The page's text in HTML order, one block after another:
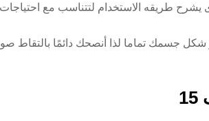
طريقه الاستخدام لتتناسب مع